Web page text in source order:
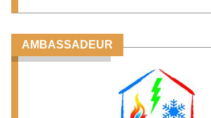
AMBASSADEUR